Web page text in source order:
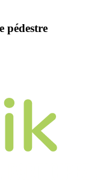
pédestre